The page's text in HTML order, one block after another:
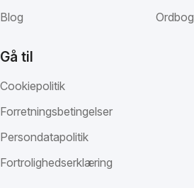
Blog
Ordbog
Gå til
Cookiepolitik
Forretningsbetingelser
Persondatapolitik
Fortrolighedserklæring